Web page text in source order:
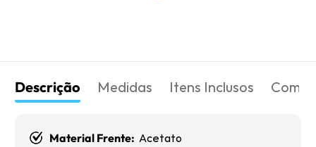
Descrição Medidas Itens Inclusos Como
Material Frente: Acetato